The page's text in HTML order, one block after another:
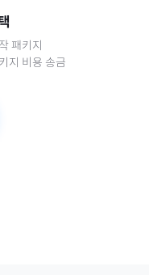
패키지
지 비용 송금